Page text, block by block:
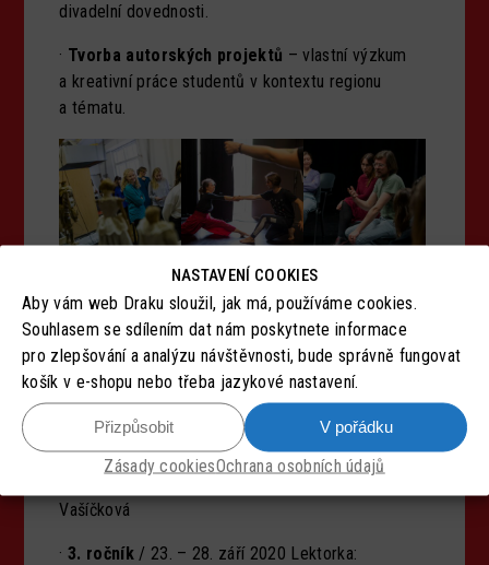
NASTAVENÍ COOKIES
Aby vám web Draku sloužil, jak má, používáme cookies.
Souhlasem se sdílením dat nám poskytnete informace
pro zlepšování a analýzu návštěvnosti, bude správně fungovat
košík v e-shopu nebo třeba jazykové nastavení.
V pořádku
Přizpůsobit
Zásady cookiesOchrana osobních údajů
divadelní dovednosti.
· Tvorba autorských projektů – vlastní výzkum
a kreativní práce studentů v kontextu regionu
a tématu.
Realizované ročníky:
·1. ročník/ 7. – 13. května 2018 Lektoři: Radek
Marušák, Roman Černík, Dominika Špalková, Tomáš
Jarkovský, Radka Schmelzová, Jan Suk, Kjell
Moberg (Norsko)
·2. ročník/ 6. – 12. května 2019 Lektoři: Miřenka
Vašíčková
·3. ročník/ 23. – 28. září 2020 Lektorka: